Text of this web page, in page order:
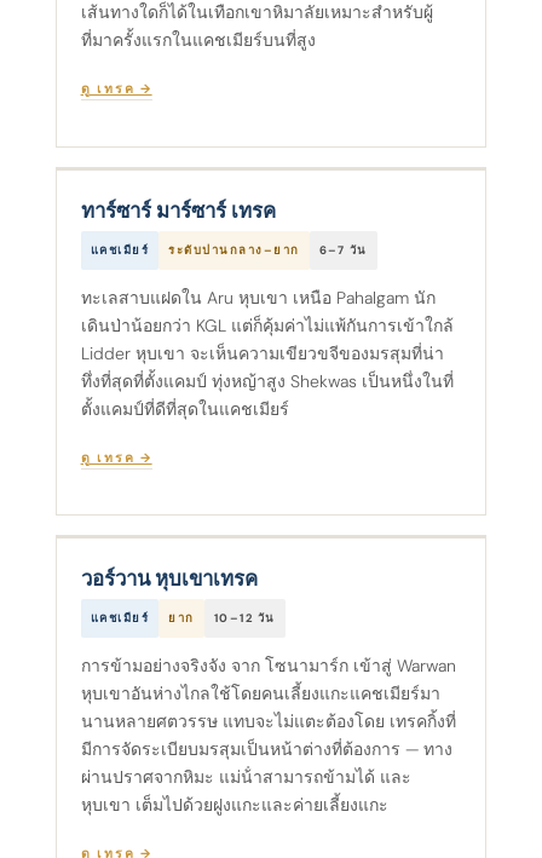
เส้นทางใดก็ได้ในเทือกเขาหิมาลัยเหมาะสําหรับผู้
ที่มาครั้งแรกในแคชเมียร์บนที่สูง
ดู เทรค →
ทาร์ซาร์ มาร์ซาร์ เทรค
แคชเมียร์ ระดับปานกลาง–ยาก 6–7 วัน
ทะเลสาบแฝดใน Aru หุบเขา เหนือ Pahalgam นัก
เดินป่าน้อยกว่า KGL แต่ก็คุ้มค่าไม่แพ้กันการเข้าใกล้
Lidder หุบเขา จะเห็นความเขียวขจีของมรสุมที่น่า
ทึ่งที่สุดที่ตั้งแคมป์ ทุ่งหญ้าสูง Shekwas เป็นหนึ่งในที่
ตั้งแคมป์ที่ดีที่สุดในแคชเมียร์
ดู เทรค →
วอร์วาน หุบเขาเทรค
แคชเมียร์ ยาก 10–12 วัน
การข้ามอย่างจริงจัง จาก โซนามาร์ก เข้าสู่ Warwan
หุบเขาอันห่างไกลใช้โดยคนเลี้ยงแกะแคชเมียร์มา
นานหลายศตวรรษ แทบจะไม่แตะต้องโดย เทรคกิ้งที่
มีการจัดระเบียบมรสุมเป็นหน้าต่างที่ต้องการ — ทาง
ผ่านปราศจากหิมะ แม่น้ําสามารถข้ามได้ และ
หุบเขา เต็มไปด้วยฝูงแกะและค่ายเลี้ยงแกะ
ดู เทรค →